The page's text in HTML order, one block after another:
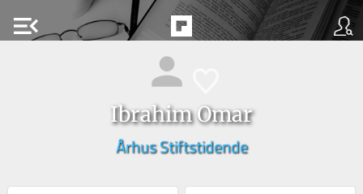
menu_open
Ibrahim Omar
Århus Stiftstidende